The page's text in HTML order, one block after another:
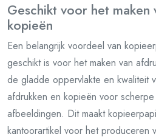
Geschikt voor het maken
kopieën
Een belangrijk voordeel van
geschikt is voor het maken van
de gladde oppervlakte en kwaliteit
afdrukken en kopieën voor
afbeeldingen. Dit maakt
kantoorartikel voor het produceren